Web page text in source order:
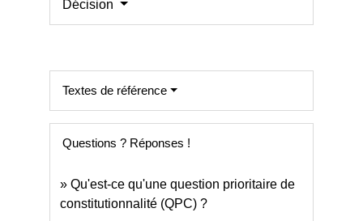
Décision
Textes de référence
Questions ? Réponses !
Qu'est-ce qu'une question prioritaire de
constitutionnalité (QPC) ?